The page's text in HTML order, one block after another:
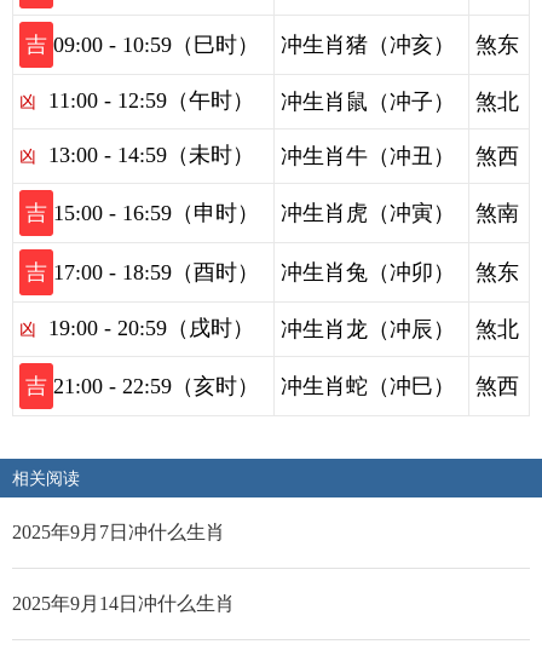
吉 09:00 - 10:59（巳时） 冲生肖猪（冲亥） 煞东
凶 11:00 - 12:59（午时） 冲生肖鼠（冲子） 煞北
凶 13:00 - 14:59（未时） 冲生肖牛（冲丑） 煞西
吉 15:00 - 16:59（申时） 冲生肖虎（冲寅） 煞南
吉 17:00 - 18:59（酉时） 冲生肖兔（冲卯） 煞东
凶 19:00 - 20:59（戌时） 冲生肖龙（冲辰） 煞北
吉 21:00 - 22:59（亥时） 冲生肖蛇（冲巳） 煞西
相关阅读
2025年9月7日冲什么生肖
2025年9月14日冲什么生肖